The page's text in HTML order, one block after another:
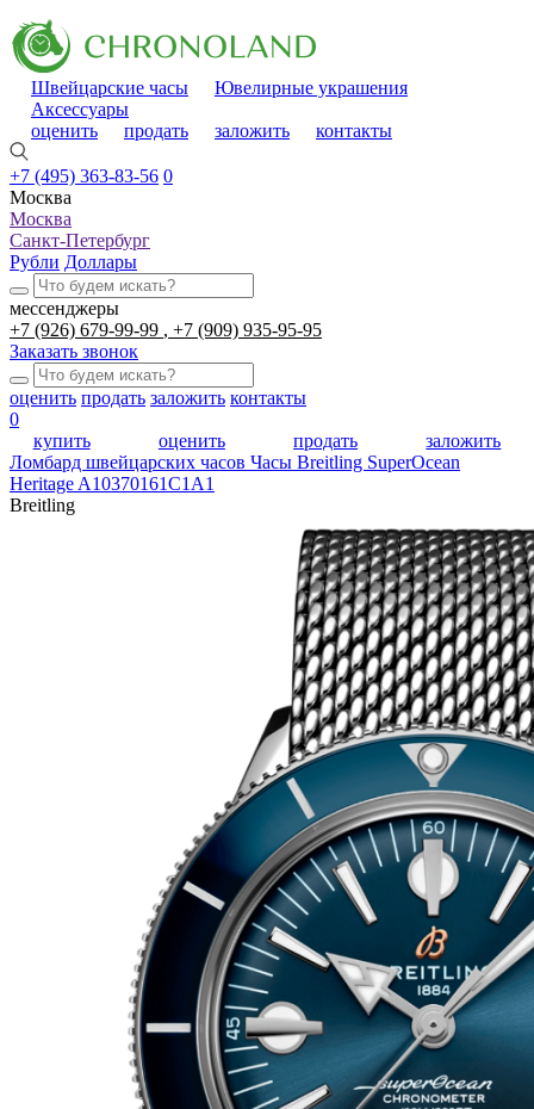
Швейцарские часы
Ювелирные украшения
Аксессуары
оценить
продать заложить контакты
+7 (495) 363-83-56 0
Москва
Москва
Санкт-Петербург
Рубли Доллары
мессенджеры
+7 (926) 679-99-99
+7 (909) 935-95-95
Заказать звонок
оценить продать заложить контакты
0
купить
оценить продать
заложить
Ломбард швейцарских часов Часы Breitling SuperOcean
Heritage A10370161C1A1
Breitling